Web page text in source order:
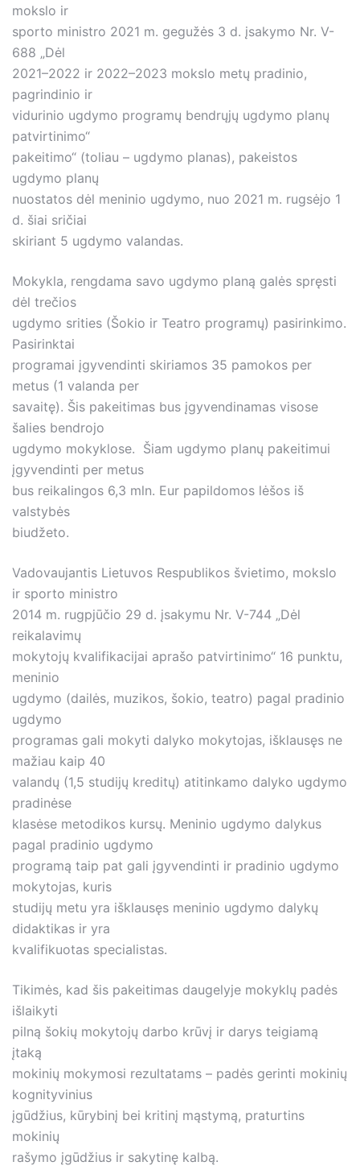
mokslo ir
sporto ministro 2021 m. gegužės 3 d. įsakymo Nr. V-
688 „Dėl
2021–2022 ir 2022–2023 mokslo metų pradinio,
pagrindinio ir
vidurinio ugdymo programų bendrųjų ugdymo planų
patvirtinimo“
pakeitimo“ (toliau – ugdymo planas), pakeistos
ugdymo planų
nuostatos dėl meninio ugdymo, nuo 2021 m. rugsėjo 1
d. šiai sričiai
skiriant 5 ugdymo valandas.
Mokykla, rengdama savo ugdymo planą galės spręsti
dėl trečios
ugdymo srities (Šokio ir Teatro programų) pasirinkimo.
Pasirinktai
programai įgyvendinti skiriamos 35 pamokos per
metus (1 valanda per
savaitę). Šis pakeitimas bus įgyvendinamas visose
šalies bendrojo
ugdymo mokyklose. Šiam ugdymo planų pakeitimui
įgyvendinti per metus
bus reikalingos 6,3 mln. Eur papildomos lėšos iš
valstybės
biudžeto.
Vadovaujantis Lietuvos Respublikos švietimo, mokslo
ir sporto ministro
2014 m. rugpjūčio 29 d. įsakymu Nr. V-744 „Dėl
reikalavimų
mokytojų kvalifikacijai aprašo patvirtinimo“ 16 punktu,
meninio
ugdymo (dailės, muzikos, šokio, teatro) pagal pradinio
ugdymo
programas gali mokyti dalyko mokytojas, išklausęs ne
mažiau kaip 40
valandų (1,5 studijų kreditų) atitinkamo dalyko ugdymo
pradinėse
klasėse metodikos kursų. Meninio ugdymo dalykus
pagal pradinio ugdymo
programą taip pat gali įgyvendinti ir pradinio ugdymo
mokytojas, kuris
studijų metu yra išklausęs meninio ugdymo dalykų
didaktikas ir yra
kvalifikuotas specialistas.
Tikimės, kad šis pakeitimas daugelyje mokyklų padės
išlaikyti
pilną šokių mokytojų darbo krūvį ir darys teigiamą
įtaką
mokinių mokymosi rezultatams – padės gerinti mokinių
kognityvinius
įgūdžius, kūrybinį bei kritinį mąstymą, praturtins
mokinių
rašymo įgūdžius ir sakytinę kalbą.